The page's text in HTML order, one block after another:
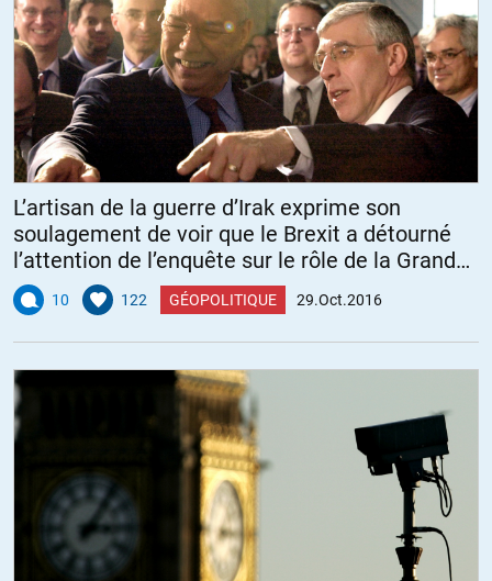
L’artisan de la guerre d’Irak exprime son
soulagement de voir que le Brexit a détourné
l’attention de l’enquête sur le rôle de la Grande
Bretagne en Irak
10 122 GÉOPOLITIQUE 29.Oct.2016